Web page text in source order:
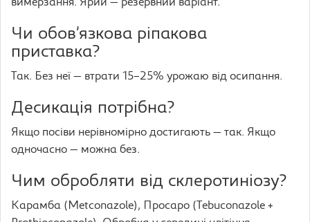
вимерзання. Ярий — резервний варіант.
Чи обов’язкова ріпакова
приставка?
Так. Без неї — втрати 15–25% урожаю від осипання.
Десикація потрібна?
Якщо посіви нерівномірно достигають — так. Якщо
одночасно — можна без.
Чим обробляти від склеротиніозу?
Карамба (Metconazole), Просаро (Tebuconazole +